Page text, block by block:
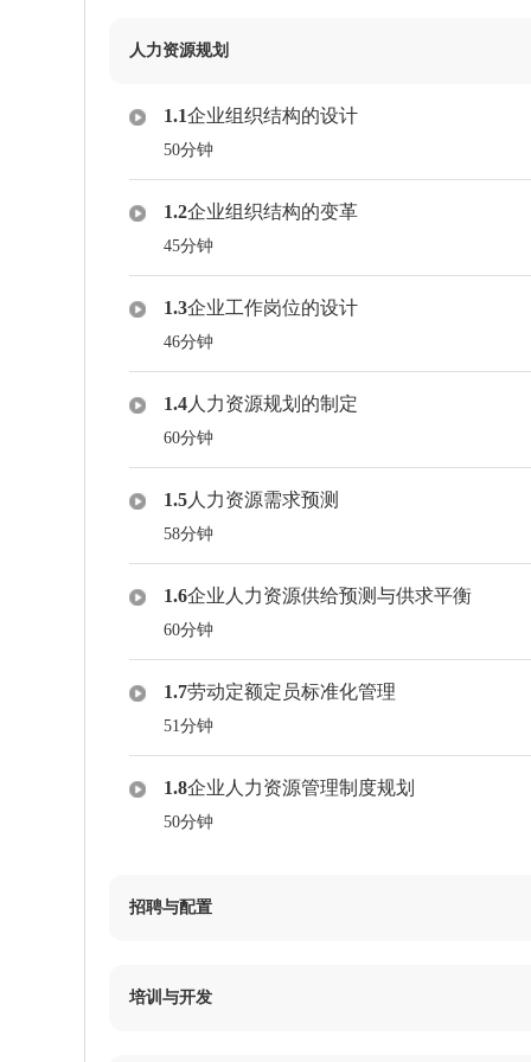
人力资源规划
1.1企业组织结构的设计
50分钟
1.2企业组织结构的变革
45分钟
1.3企业工作岗位的设计
46分钟
1.4 人力资源规划的制定
60分钟
1.5 人力资源需求预测
58分钟
1.6企业人力资源供给预测与供求平衡
60分钟
1.7劳动定额定员标准化管理
51分钟
1.8企业人力资源管理制度规划
50分钟
招聘与配置
55分钟
培训与开发